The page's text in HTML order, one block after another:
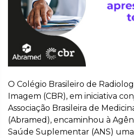
O Colégio Brasileiro de
Imagem (CBR), em iniciativa
Associação Brasileira de
(Abramed), encaminhou à
Saúde Suplementar (ANS)